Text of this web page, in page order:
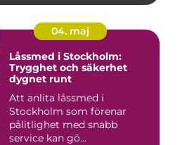
04. maj
Låssmed i Stockholm:
Trygghet och säkerhet
dygnet runt
Att anlita låssmed i
Stockholm som förenar
pålitlighet med snabb
service kan gö...